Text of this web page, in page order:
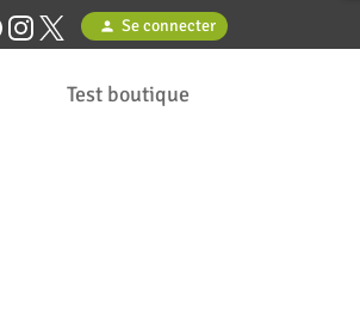
Test boutique
person Se connecter